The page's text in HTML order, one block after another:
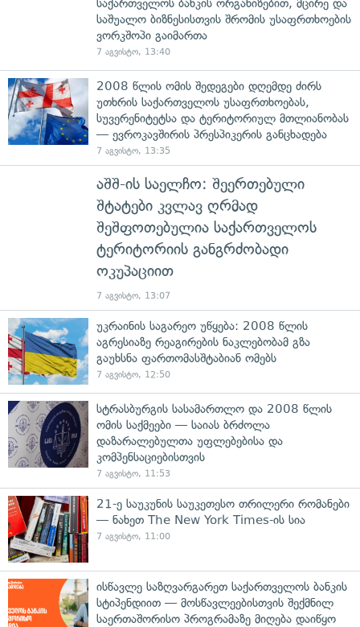
საქართველოს ბანკის ორგანიზებით, მცირე და
საშუალო ბიზნესისთვის შრომის უსაფრთხოების
ვორკშოპი გაიმართა
7 აგვისტო, 13:40
2008 წლის ომის შედეგები დღემდე ძირს
უთხრის საქართველოს უსაფრთხოებას,
სუვერენიტეტსა და ტერიტორიულ მთლიანობას
— ევროკავშირის პრესპიკერის განცხადება
7 აგვისტო, 13:35
აშშ-ის საელჩო: შეერთებული
შტატები კვლავ ღრმად
შეშფოთებულია საქართველოს
ტერიტორიის განგრძობადი
ოკუპაციით
7 აგვისტო, 13:07
უკრაინის საგარეო უწყება: 2008 წლის
აგრესიაზე რეაგირების ნაკლებობამ გზა
გაუხსნა ფართომასშტაბიან ომებს
7 აგვისტო, 12:50
სტრასბურგის სასამართლო და 2008 წლის
ომის საქმეები — საიას ბრძოლა
დაზარალებულთა უფლებებისა და
კომპენსაციებისთვის
7 აგვისტო, 11:53
21-ე საუკუნის საუკეთესო თრილერი რომანები
— ნახეთ The New York Times-ის სია
7 აგვისტო, 11:00
ისწავლე საზღვარგარეთ საქართველოს ბანკის
სტიპენდიით — მოსწავლეებისთვის შექმნილ
საერთაშორისო პროგრამაზე მიღება დაიწყო